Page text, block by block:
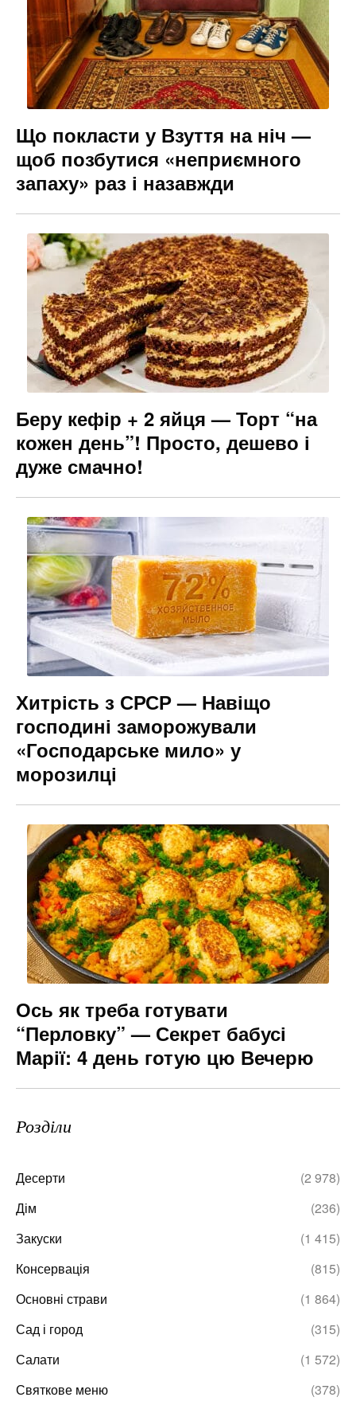
Що покласти у Взуття на ніч —
щоб позбутися «неприємного
запаху» раз і назавжди
Беру кефір + 2 яйця — Торт “на
кожен день”! Просто, дешево і
дуже смачно!
Хитрість з СРСР — Навіщо
господині заморожували
«Господарське мило» у
морозилці
Ось як треба готувати
“Перловку” — Секрет бабусі
Марії: 4 день готую цю Вечерю
Розділи
Десерти
(2 978)
Дім
(236)
Закуски
(1 415)
Консервація
(815)
Основні страви
(1 864)
Сад і город
(315)
Салати
(1 572)
Святкове меню
(378)